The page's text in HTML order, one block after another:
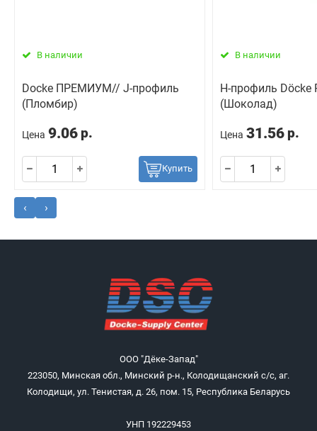
В наличии
Docke ПРЕМИУМ// J-профиль
(Пломбир)
Цена 9.06 р.
Купить
В наличии
H-профиль Döcke
(Шоколад)
Цена 31.56 р.
‹ ›
ООО "Дёке-Запад"
223050, Минская обл., Минский р-н., Колодищанский с/с, аг.
Колодищи, ул. Тенистая, д. 26, пом. 15, Республика Беларусь
УНП 192229453